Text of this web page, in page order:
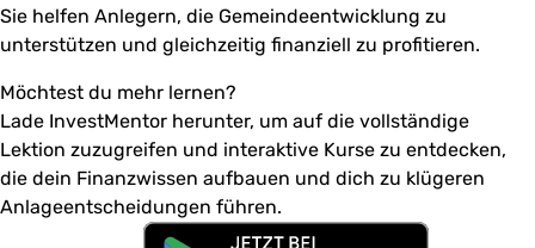
Sie helfen Anlegern, die Gemeindeentwicklung zu
unterstützen und gleichzeitig finanziell zu profitieren.
Möchtest du mehr lernen?
Lade InvestMentor herunter, um auf die vollständige
Lektion zuzugreifen und interaktive Kurse zu entdecken,
die dein Finanzwissen aufbauen und dich zu klügeren
Anlageentscheidungen führen.